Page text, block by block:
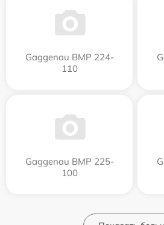
Gaggenau BMP 224-
110
Gaggenau BMP 225-
100